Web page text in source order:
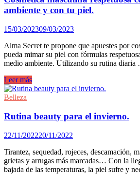
años
ambiente y con tu piel.
15/03/202309/03/2023
Alma Secret te propone que apuestes por
pueda mimar su piel con fórmulas
medio ambiente. Utilizando su rutina
Cosmética
masculina
respetuosa
el
medio
ambiente
y
con
tu
piel.
Leer más
Belleza
Rutina beauty para el invierno.
22/11/202220/11/2022
Tirantez, sequedad, rojeces, descamación,
grietas y arrugas más marcadas… Con la
bajada de las temperaturas, la piel sufre y